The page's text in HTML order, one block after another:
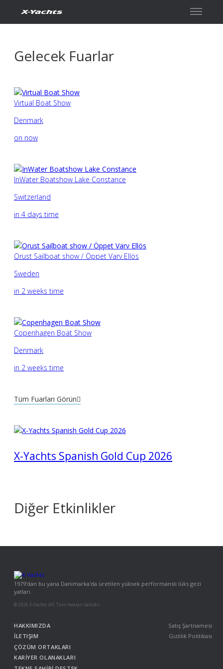
Gelecek Fuarlar
Virtual Boat Show
Denmark
on now
InWater Boatshow Lake Constance
Switzerland
in 4 days time
Orust Sailboat show / Öppet Varv Ellös
Sweden
in 2 weeks time
Copenhagen Boat Show
Denmark
in 2 weeks time
Tüm Fuarları Görün
X-Yachts Spanish Gold Cup 2026
Diğer Etkinlikler
1979'dan bu yana Danimarka'da üretilen yüksek performanslı lüks gezi
yatları.
© 2026 X-Yachts A/S. Tüm Hakları Saklıdır.
HAKKIMIZDA
İLETIŞIM
ÇÖZÜM ORTAKLARI
KARİYER OLANAKLARI
Satış Şartnamesi
Gizlilik Politikası